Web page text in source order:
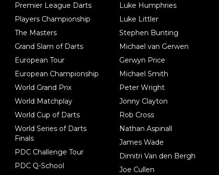
Premier League Darts
Players Championship
The Masters
Grand Slam of Darts
European Tour
European Championship
World Grand Prix
World Matchplay
World Cup of Darts
World Series of Darts
Finals
PDC Challenge Tour
PDC Q-School
Luke Humphries
Luke Littler
Stephen Bunting
Michael van Gerwen
Gerwyn Price
Michael Smith
Peter Wright
Jonny Clayton
Rob Cross
Nathan Aspinall
James Wade
Dimitri Van den Bergh
Joe Cullen